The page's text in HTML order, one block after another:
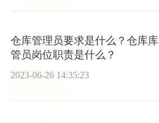
仓库管理员要求是什么？仓库库
管员岗位职责是什么？
2023-06-26 14:35:23